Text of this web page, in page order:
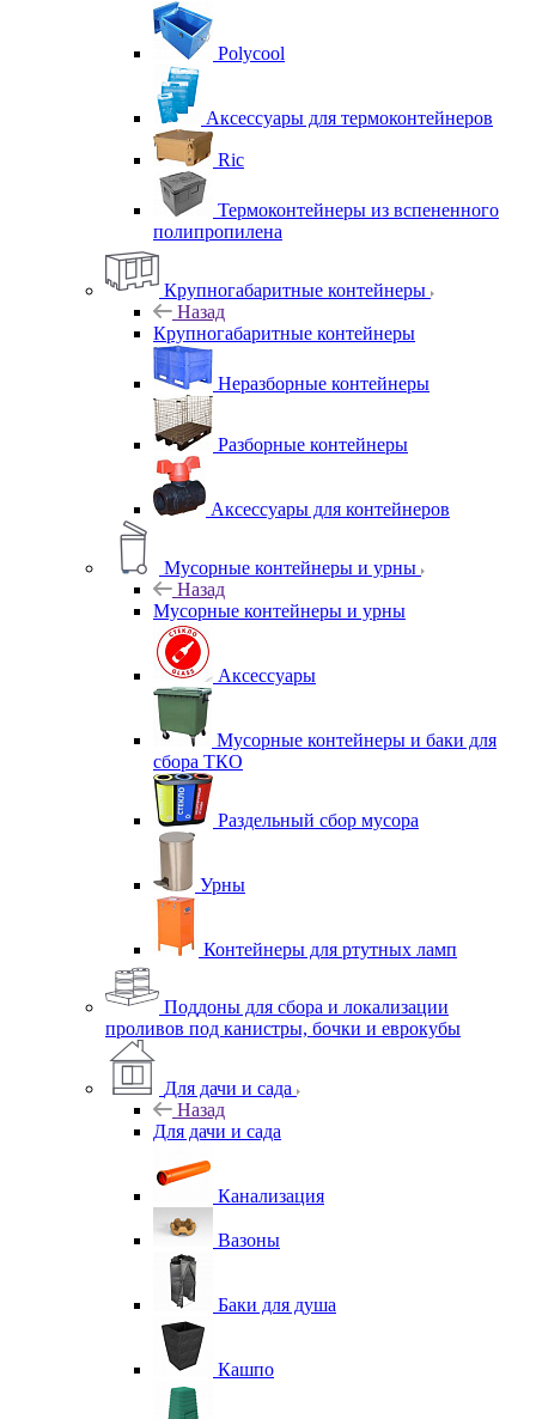
Polycool
Аксессуары для термоконтейнеров
Ric
Термоконтейнеры из вспененного
полипропилена
Крупногабаритные контейнеры
Назад
Крупногабаритные контейнеры
Неразборные контейнеры
Разборные контейнеры
Аксессуары для контейнеров
Мусорные контейнеры и урны
Назад
Мусорные контейнеры и урны
Аксессуары
Мусорные контейнеры и баки для
сбора ТКО
Раздельный сбор мусора
Урны
Контейнеры для ртутных ламп
Поддоны для сбора и локализации
проливов под канистры, бочки и еврокубы
Для дачи и сада
Назад
Для дачи и сада
Канализация
Вазоны
Баки для душа
Кашпо